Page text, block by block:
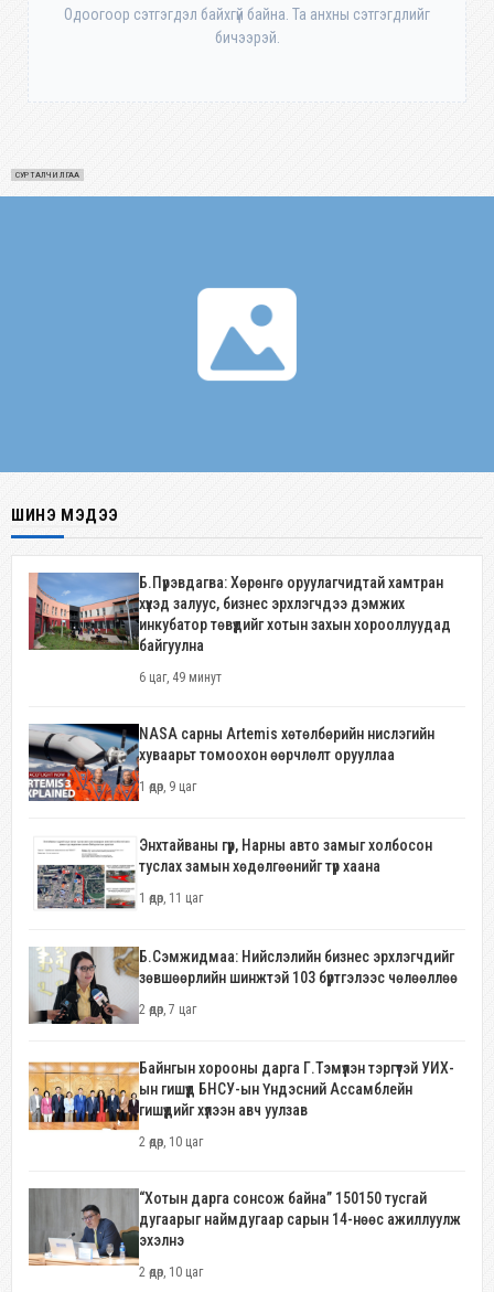
Одоогоор сэтгэгдэл байхгүй байна. Та анхны сэтгэгдлийг
бичээрэй.
СУРТАЛЧИЛГАА
ШИНЭ МЭДЭЭ
Б.Пүрэвдагва: Хөрөнгө оруулагчидтай хамтран
хүүхэд залуус, бизнес эрхлэгчдээ дэмжих
инкубатор төвүүдийг хотын захын хорооллуудад
байгуулна
6 цаг, 49 минут
NASA сарны Artemis хөтөлбөрийн нислэгийн
хуваарьт томоохон өөрчлөлт орууллаа
1 өдөр, 9 цаг
Энхтайваны гүүр, Нарны авто замыг холбосон
туслах замын хөдөлгөөнийг түр хаана
1 өдөр, 11 цаг
Б.Сэмжидмаа: Нийслэлийн бизнес эрхлэгчдийг
зөвшөөрлийн шинжтэй 103 бүртгэлээс чөлөөллөө
2 өдөр, 7 цаг
Байнгын хорооны дарга Г.Тэмүүлэн тэргүүтэй УИХ-
ын гишүүд БНСУ-ын Үндэсний Ассамблейн
гишүүдийг хүлээн авч уулзав
2 өдөр, 10 цаг
“Хотын дарга сонсож байна” 150150 тусгай
дугаарыг наймдугаар сарын 14-нөөс ажиллуулж
эхэлнэ
2 өдөр, 10 цаг